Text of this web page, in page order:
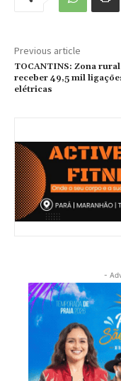
Previous article
TOCANTINS: Zona
receber 49,5 mil
elétricas
-